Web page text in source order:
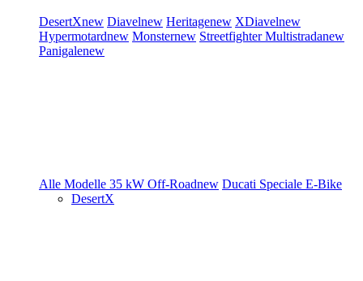
DesertXnew Diavelnew Heritagenew XDiavelnew
Hypermotardnew Monsternew StreetfighterMultistradanew
Panigalenew
Alle Modelle 35 kW Off-Roadnew Ducati Speciale E-Bike
DesertX